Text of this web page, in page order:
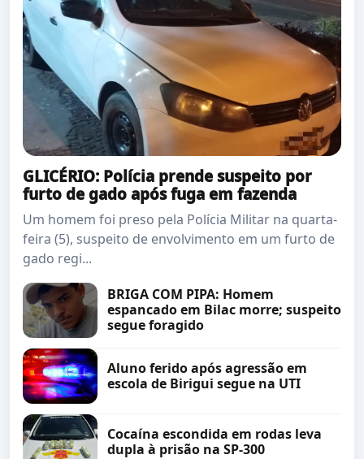
GLICÉRIO: Polícia prende suspeito por
furto de gado após fuga em fazenda
Um homem foi preso pela Polícia Militar na quarta-
feira (5), suspeito de envolvimento em um furto de
gado regi...
BRIGA COM PIPA: Homem
espancado em Bilac morre; suspeito
segue foragido
Aluno ferido após agressão em
escola de Birigui segue na UTI
Cocaína escondida em rodas leva
dupla à prisão na SP-300